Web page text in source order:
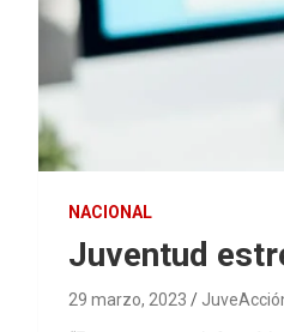
NACIONAL
Juventud
29 marzo, 2023